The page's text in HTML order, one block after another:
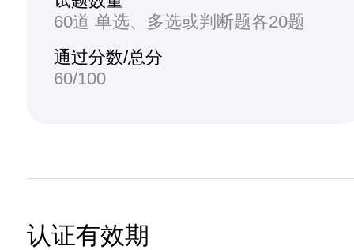
60道 单选、多选或判断题各20题
通过分数/总分
60/100
认证有效期